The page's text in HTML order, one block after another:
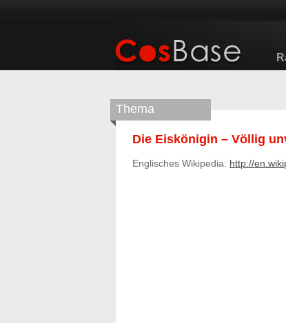
Thema
Die Eiskönigin – Völlig
Englisches Wikipedia: http://